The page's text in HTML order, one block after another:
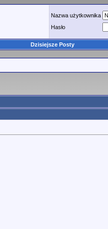
Nazwa użytkownika
Hasło
Dzisiejsze Posty